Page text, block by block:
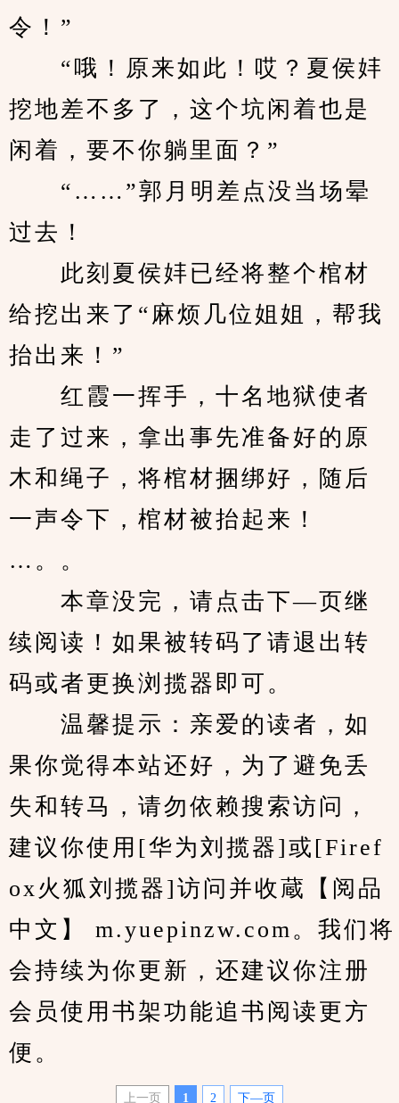
令！”
“哦！原来如此！哎？夏侯妦
挖地差不多了，这个坑闲着也是
闲着，要不你躺里面？”
“……”郭月明差点没当场晕
过去！
此刻夏侯妦已经将整个棺材
给挖出来了“麻烦几位姐姐，帮我
抬出来！”
红霞一挥手，十名地狱使者
走了过来，拿出事先准备好的原
木和绳子，将棺材捆绑好，随后
一声令下，棺材被抬起来！
…。。
本章没完，请点击下—页继
续阅读！如果被转码了请退出转
码或者更换浏揽器即可。
温馨提示：亲爱的读者，如
果你觉得本站还好，为了避免丢
失和转马，请勿依赖搜索访问，
建议你使用[华为刘揽器]或[Firef
ox火狐刘揽器]访问并收蔵【阅品
中文】 m.yuepinzw.com。我们将
会持续为你更新，还建议你注册
会员使用书架功能追书阅读更方
便。
上一页 1 2 下—页